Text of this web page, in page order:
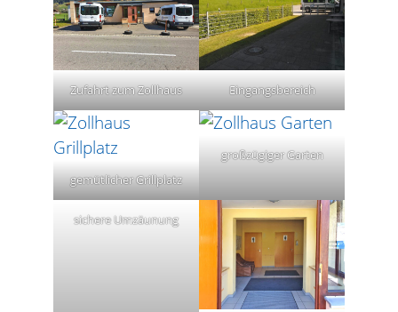
Zufahrt zum Zollhaus Eingangsbereich
gemütlicher Grillplatz
großzügiger Garten
sichere Umzäunung